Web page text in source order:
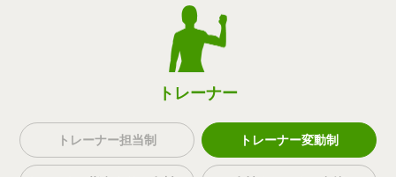
トレーナー
トレーナー担当制 トレーナー変動制